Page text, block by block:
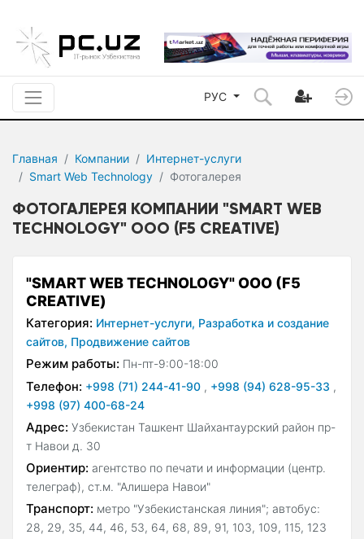
РУС
Главная Компании
Интернет-услуги
Smart Web Technology
Фотогалерея
ФОТОГАЛЕРЕЯ КОМПАНИИ "SMART WEB
TECHNOLOGY" ООО (F5 CREATIVE)
"SMART WEB TECHNOLOGY" ООО (F5
CREATIVE)
Категория: Интернет-услуги, Разработка и создание
сайтов, Продвижение сайтов
Режим работы: Пн-пт-9:00-18:00
Телефон: +998 (71) 244-41-90 , +998 (94) 628-95-33 ,
+998 (97) 400-68-24
Адрес: Узбекистан Ташкент Шайхантаурский район пр-
т Навои д. 30
Ориентир: агентство по печати и информации (центр.
телеграф), ст.м. "Алишера Навои"
Транспорт: метро "Узбекистанская линия"; автобус:
28, 29, 35, 44, 46, 53, 64, 68, 89, 91, 103, 109, 115, 123